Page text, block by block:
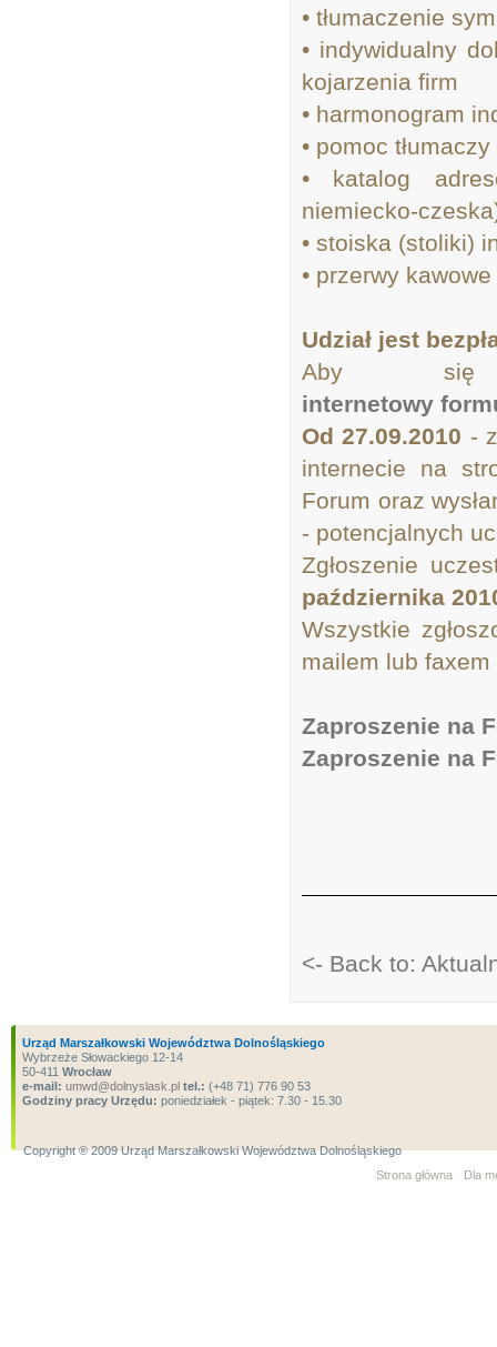
• tłumaczenie
• indywidualny
kojarzenia firm
• harmonogram
• pomoc
• katalog
niemiecko-
• stoiska (stoliki)
• przerwy
Udział jest
Aby się
internetowy
Od 27.09.2010 -
internecie na
Forum oraz
- potencjalnych
Zgłoszenie
października
Wszystkie
mailem lub
Zaproszenie na
Zaproszenie na
<- Back to:
Urząd Marszałkowski Województwa Dolnośląskiego
Wybrzeże Słowackiego 12-14
50-411 Wrocław
e-mail: umwd@dolnyslask.pl tel.: (+48 71) 776 90 53
Godziny pracy Urzędu: poniedziałek - piątek: 7.30 - 15.30
Copyright ® 2009 Urząd Marszałkowski Województwa Dolnośląskiego
Strona główna
Dla